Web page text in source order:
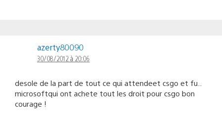
azerty80090
30/08/2012 à 20:06
desole de la part de tout ce qui attendeet csgo et fu..
microsoftqui ont achete tout les droit pour csgo bon
courage !